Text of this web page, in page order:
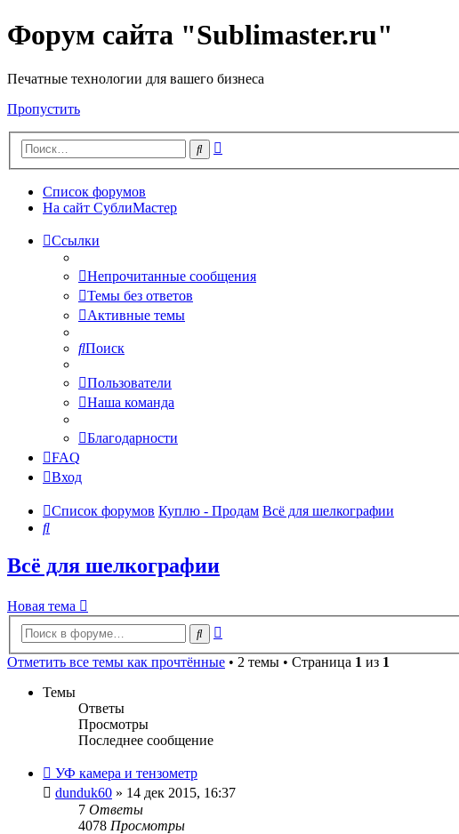
Форум сайта "Sublimaster.ru"
Печатные технологии для вашего бизнеса
Пропустить
Поиск
Список форумов
На сайт СублиМастер
Ссылки
Непрочитанные сообщения
Темы без ответов
Активные темы
Поиск
Пользователи
Наша команда
Благодарности
FAQ
Вход
Список форумов Куплю - Продам Всё для шелкографии
Поиск
Всё для шелкографии
Новая тема
Поиск
Отметить все темы как прочтённые • 2 темы • Страница 1 из 1
Темы
Ответы
Просмотры
Последнее сообщение
УФ камера и тензометр
dunduk60 » 14 дек 2015, 16:37
7 Ответы
4078 Просмотры